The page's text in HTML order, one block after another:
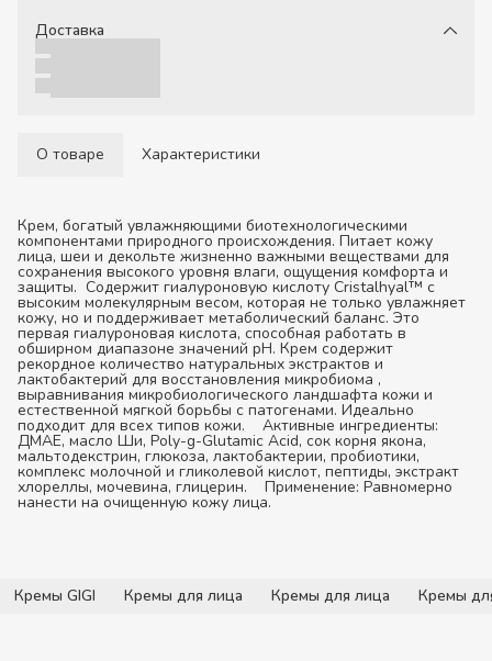
Доставка
О товаре Характеристики
Крем, богатый увлажняющими биотехнологическими
компонентами природного происхождения. Питает кожу
лица, шеи и декольте жизненно важными веществами для
сохранения высокого уровня влаги, ощущения комфорта и
защиты. Содержит гиалуроновую кислоту Cristalhyal™ с
высоким молекулярным весом, которая не только увлажняет
кожу, но и поддерживает метаболический баланс. Это
первая гиалуроновая кислота, способная работать в
обширном диапазоне значений pH. Крем содержит
рекордное количество натуральных экстрактов и
лактобактерий для восстановления микробиома ,
выравнивания микробиологического ландшафта кожи и
естественной мягкой борьбы с патогенами. Идеально
подходит для всех типов кожи. Активные ингредиенты:
ДМАЕ, масло Ши, Poly-g-Glutamic Acid, сок корня якона,
мальтодекстрин, глюкоза, лактобактерии, пробиотики,
комплекс молочной и гликолевой кислот, пептиды, экстракт
хлореллы, мочевина, глицерин. Применение: Равномерно
нанести на очищенную кожу лица.
Кремы GIGI Кремы для лица Кремы для лица Кремы